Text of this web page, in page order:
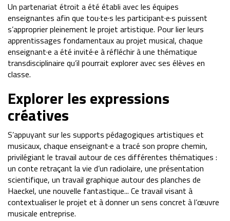
Un partenariat étroit a été établi avec les équipes
enseignantes afin que tou·te·s les participant·e·s puissent
s’approprier pleinement le projet artistique. Pour lier leurs
apprentissages fondamentaux au projet musical, chaque
enseignant·e a été invité·e à réfléchir à une thématique
transdisciplinaire qu’il pourrait explorer avec ses élèves en
classe.
Explorer les expressions
créatives
S’appuyant sur les supports pédagogiques artistiques et
musicaux, chaque enseignant·e a tracé son propre chemin,
privilégiant le travail autour de ces différentes thématiques :
un conte retraçant la vie d’un radiolaire, une présentation
scientifique, un travail graphique autour des planches de
Haeckel, une nouvelle fantastique... Ce travail visant à
contextualiser le projet et à donner un sens concret à l’œuvre
musicale entreprise.